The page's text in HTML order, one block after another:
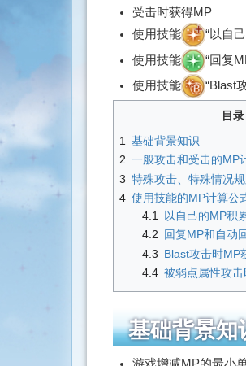
、
搜
受击时获得MP
使用技能
“以自
使用技能
“回复
使用技能
“Blast
目录
1
基础背景知识
2 一般攻击和受击的MP
3 特殊攻击、特殊情况规
4 使用技能的MP计算公
4.1
以自己的MP积
4.2 回复MP和自动
4.3 Blast攻击时MP
4.4 被弱点属性攻
基础背景知
游戏增减MP的最小